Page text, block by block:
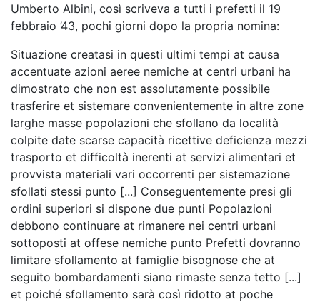
Umberto Albini, così scriveva a tutti i prefetti il 19
febbraio ’43, pochi giorni dopo la propria nomina:
Situazione creatasi in questi ultimi tempi at causa
accentuate azioni aeree nemiche at centri urbani ha
dimostrato che non est assolutamente possibile
trasferire et sistemare convenientemente in altre zone
larghe masse popolazioni che sfollano da località
colpite date scarse capacità ricettive deficienza mezzi
trasporto et difficoltà inerenti at servizi alimentari et
provvista materiali vari occorrenti per sistemazione
sfollati stessi punto [...] Conseguentemente presi gli
ordini superiori si dispone due punti Popolazioni
debbono continuare at rimanere nei centri urbani
sottoposti at offese nemiche punto Prefetti dovranno
limitare sfollamento at famiglie bisognose che at
seguito bombardamenti siano rimaste senza tetto [...]
et poiché sfollamento sarà così ridotto at poche